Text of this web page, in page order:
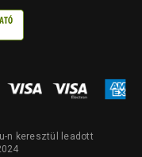
n keresztül leadott